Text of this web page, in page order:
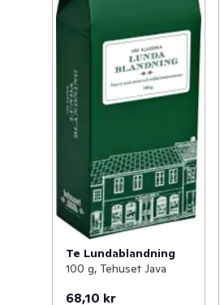
Te Lundablandning
100 g, Tehuset Java
68,10 kr